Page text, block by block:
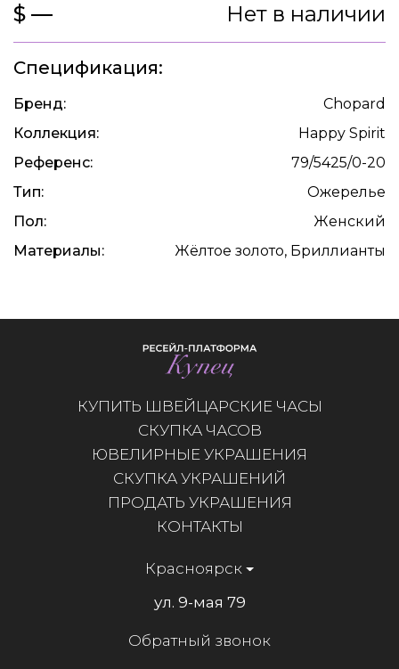
$ — Нет в наличии
Спецификация:
Бренд:
Chopard
Коллекция:
Happy Spirit
Референс:
79/5425/0-20
Тип:
Ожерелье
Пол:
Женский
Материалы:
Жёлтое золото, Бриллианты
КУПИТЬ ШВЕЙЦАРСКИЕ ЧАСЫ
СКУПКА ЧАСОВ
ЮВЕЛИРНЫЕ УКРАШЕНИЯ
СКУПКА УКРАШЕНИЙ
ПРОДАТЬ УКРАШЕНИЯ
КОНТАКТЫ
Красноярск
ул. 9-мая 79
Обратный звонок